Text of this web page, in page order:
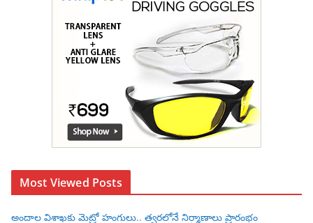
Most Viewed Posts
అందాల విశాఖకు మెట్రో హంగులు.. త్వరలోనే నిర్మాణాలు ప్రారంభం